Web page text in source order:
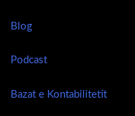
Blog
Podcast
Bazat e Kontabilitetit